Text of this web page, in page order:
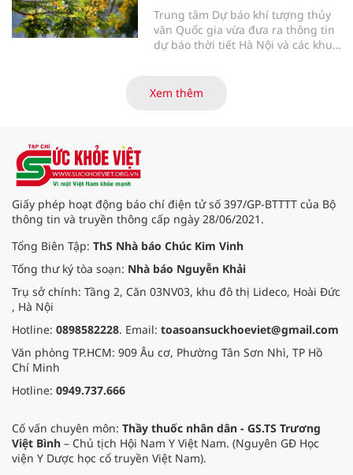
Trung tâm Dự báo khí tượng thủy
văn Quốc gia vừa đưa ra thông tin
dự báo thời tiết Hà Nội và các khu
Xem thêm
Giấy phép hoạt động báo chí điện tử số 397/GP-BTTTT của Bộ
thông tin và truyền thông cấp ngày 28/06/2021.
Tổng Biên Tập: ThS Nhà báo Chúc Kim Vinh
Tổng thư ký tòa soạn: Nhà báo Nguyễn Khải
Trụ sở chính: Tầng 2, Căn 03NV03, khu đô thị Lideco, Hoài Đức
, Hà Nội
Hotline: 0898582228. Email: toasoansuckhoeviet@gmail.com
Văn phòng TP.HCM: 909 Âu cơ, Phường Tân Sơn Nhì, TP Hồ
Chí Minh
Hotline: 0949.737.666
Cố vấn chuyên môn: Thầy thuốc nhân dân - GS.TS Trương
Việt Bình – Chủ tịch Hội Nam Y Việt Nam. (Nguyên GĐ Học
viện Y Dược học cổ truyền Việt Nam).